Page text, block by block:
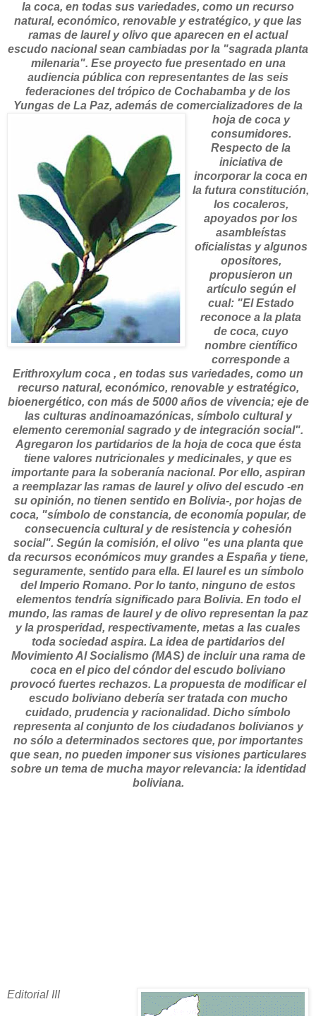
la coca, en todas sus variedades, como un recurso
natural, económico, renovable y estratégico, y que las
ramas de laurel y olivo que aparecen en el actual
escudo nacional sean cambiadas por la "sagrada planta
milenaria". Ese proyecto fue presentado en una
audiencia pública con representantes de las seis
federaciones del trópico de Cochabamba y de los
Yungas de La Paz, además de comercializadores de la
hoja de coca y
consumidores.
Respecto de la
iniciativa de
incorporar la coca en
la futura constitución,
los cocaleros,
apoyados por los
asambleístas
oficialistas y algunos
opositores,
propusieron un
artículo según el
cual: "El Estado
reconoce a la plata
de coca, cuyo
nombre científico
corresponde a
Erithroxylum coca , en todas sus variedades, como un
recurso natural, económico, renovable y estratégico,
bioenergético, con más de 5000 años de vivencia; eje de
las culturas andinoamazónicas, símbolo cultural y
elemento ceremonial sagrado y de integración social".
Agregaron los partidarios de la hoja de coca que ésta
tiene valores nutricionales y medicinales, y que es
importante para la soberanía nacional. Por ello, aspiran
a reemplazar las ramas de laurel y olivo del escudo -en
su opinión, no tienen sentido en Bolivia-, por hojas de
coca, "símbolo de constancia, de economía popular, de
consecuencia cultural y de resistencia y cohesión
social". Según la comisión, el olivo "es una planta que
da recursos económicos muy grandes a España y tiene,
seguramente, sentido para ella. El laurel es un símbolo
del Imperio Romano. Por lo tanto, ninguno de estos
elementos tendría significado para Bolivia. En todo el
mundo, las ramas de laurel y de olivo representan la paz
y la prosperidad, respectivamente, metas a las cuales
toda sociedad aspira. La idea de partidarios del
Movimiento Al Socialismo (MAS) de incluir una rama de
coca en el pico del cóndor del escudo boliviano
provocó fuertes rechazos. La propuesta de modificar el
escudo boliviano debería ser tratada con mucho
cuidado, prudencia y racionalidad. Dicho símbolo
representa al conjunto de los ciudadanos bolivianos y
no sólo a determinados sectores que, por importantes
que sean, no pueden imponer sus visiones particulares
sobre un tema de mucha mayor relevancia: la identidad
boliviana.
Editorial III